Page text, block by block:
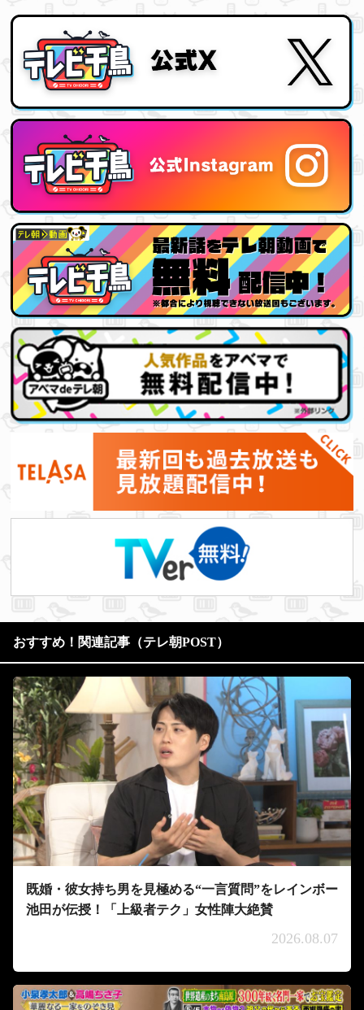
験をしているという感じです
が…（笑）。 ちょっと時間は早
くなりますが、バカバカしいこ
とをするのに変わりはないの
で、ぜひ笑ってください！ ■大
悟 コメント 全国ネット、あり
がとうございます。「ロンハ
ー」という面白い番組を見た
後、お笑いを好きな人がいっぱ
い見てくれる枠なんですが…う
ちは非常に当たり外れのある番
組です（笑）。そのへんも楽し
んでいただければと思います。
『テレビ千鳥』というのは、紅
葉を見に行ったりとか、タイを
釣りに行ったりだとか、季節感
を出していく番組ですので、ド
ンピシャで見ていただけるのが
一番ありがたいですね。 今、枠
移動１回目、２回目など最初の
企画を考えています。“らし
い”ことができたらと思っていま
すので、お楽しみに。そして岡
山の方でも流れるということ
で、親に見られるのは非常にイ
ヤですが、そことも戦っていき
たいなと思います。
おすすめ！関連記事（テレ朝POST）
既婚・彼女持ち男を見極める“一言質問”をレインボー
池田が伝授！「上級者テク」女性陣大絶賛
2026.08.07